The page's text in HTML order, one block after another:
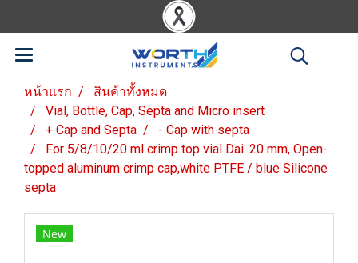
หน้าแรก
สินค้าทั้งหมด
Vial, Bottle, Cap, Septa and Micro insert
+ Cap and Septa
- Cap with septa
For 5/8/10/20 ml crimp top vial Dai. 20 mm, Open-
topped aluminum crimp cap,white PTFE / blue Silicone
septa
New